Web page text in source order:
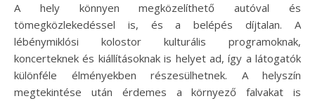
A hely könnyen megközelíthető autóval és
tömegközlekedéssel is, és a belépés díjtalan. A
lébénymiklósi kolostor kulturális programoknak,
koncerteknek és kiállításoknak is helyet ad, így a látogatók
különféle élményekben részesülhetnek. A helyszín
megtekintése után érdemes a környező falvakat is